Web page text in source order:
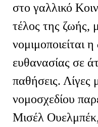
στο γαλλικό
τέλος της ζωής,
νομιμοποιείται
ευθανασίας σε
παθήσεις. Λίγες
νομοσχεδίου
Μισέλ Ουελμπέκ,